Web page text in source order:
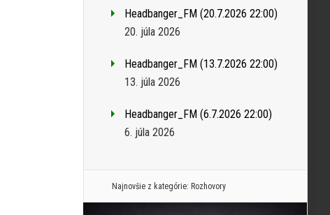
Headbanger_FM (20.7.2026 22:00)
20. júla 2026
Headbanger_FM (13.7.2026 22:00)
13. júla 2026
Headbanger_FM (6.7.2026 22:00)
6. júla 2026
Najnovšie z kategórie: Rozhovory